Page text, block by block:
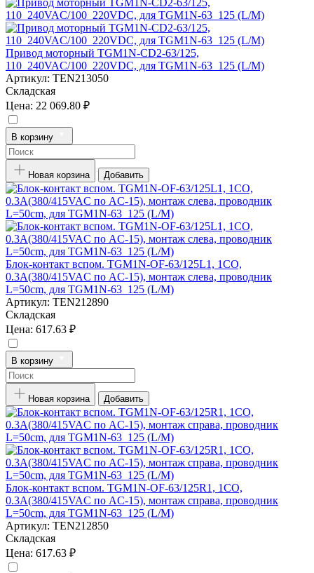
Привод моторный TGM1N-CD2-63/125,
110_240VAC/100_220VDC, для TGM1N-63_125 (L/M)
Артикул: TEN213050
Складская
Цена: 22 069.80 ₽
В корзину
Новая корзина Добавить
Блок-контакт вспом. TGM1N-OF-63/125L1, 1CO,
0.3А(380/415VAC по AC-15), монтаж слева, проводник
L=50cm, для TGM1N-63_125 (L/M)
Артикул: TEN212890
Складская
Цена: 617.63 ₽
В корзину
Новая корзина Добавить
Блок-контакт вспом. TGM1N-OF-63/125R1, 1CO,
0.3А(380/415VAC по AC-15), монтаж справа, проводник
L=50cm, для TGM1N-63_125 (L/M)
Артикул: TEN212850
Складская
Цена: 617.63 ₽